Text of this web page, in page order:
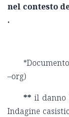
nel contesto
.
–org)
** il danno
Indagine